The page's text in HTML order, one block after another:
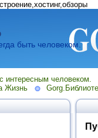
быть человеком.
интересным человеком.
Жизнь